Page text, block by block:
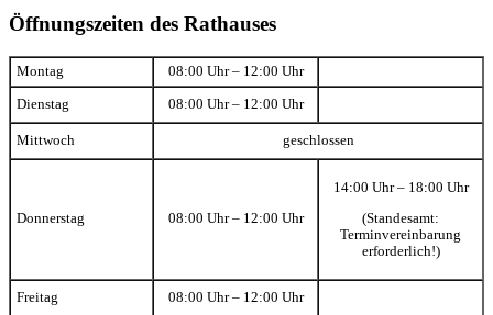
Öffnungszeiten des Rathauses
Montag 08:00 Uhr – 12:00 Uhr
Dienstag 08:00 Uhr – 12:00 Uhr
Mittwoch geschlossen
Donnerstag 08:00 Uhr – 12:00 Uhr
14:00 Uhr – 18:00 Uhr
(Standesamt:
Terminvereinbarung
erforderlich!)
Freitag 08:00 Uhr – 12:00 Uhr